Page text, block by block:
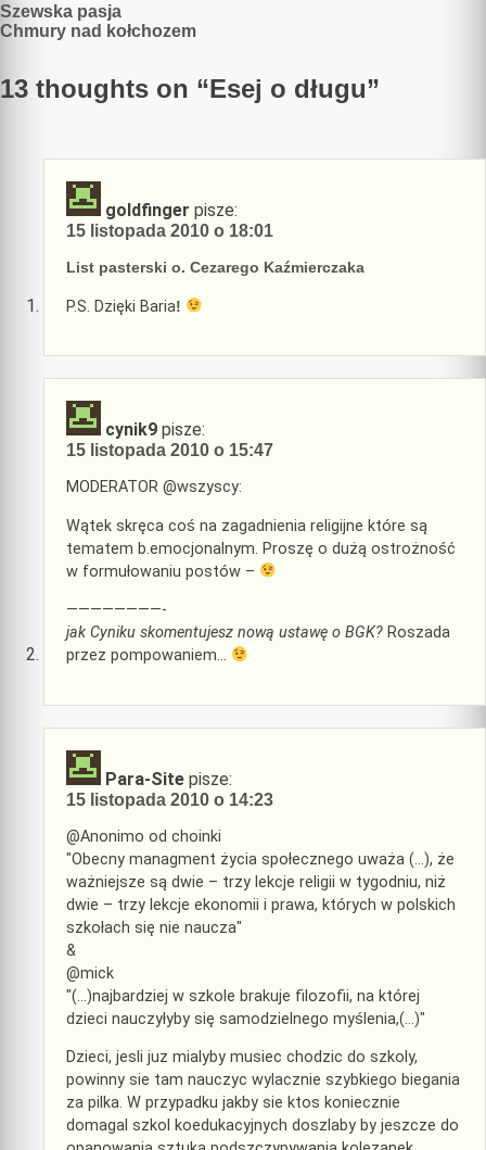
Nawigacja
wpisu
Szewska pasja
Chmury nad kołchozem
13 thoughts on “Esej o długu”
goldfinger pisze:
15 listopada 2010 o 18:01
List pasterski o. Cezarego Kaźmierczaka
P.S. Dzięki Baria!
cynik9 pisze:
15 listopada 2010 o 15:47
MODERATOR @wszyscy:
Wątek skręca coś na zagadnienia religijne które są
tematem b.emocjonalnym. Proszę o dużą ostrożność
w formułowaniu postów –
————————-
jak Cyniku skomentujesz nową ustawę o BGK? Roszada
przez pompowaniem…
Para-Site pisze:
15 listopada 2010 o 14:23
@Anonimo od choinki
"Obecny managment życia społecznego uważa (…), że
ważniejsze są dwie – trzy lekcje religii w tygodniu, niż
dwie – trzy lekcje ekonomii i prawa, których w polskich
szkołach się nie naucza"
&
@mick
"(…)najbardziej w szkole brakuje filozofii, na której
dzieci nauczyłyby się samodzielnego myślenia,(…)"
Dzieci, jesli juz mialyby musiec chodzic do szkoly,
powinny sie tam nauczyc wylacznie szybkiego biegania
za pilka. W przypadku jakby sie ktos koniecznie
domagal szkol koedukacyjnych doszlaby by jeszcze do